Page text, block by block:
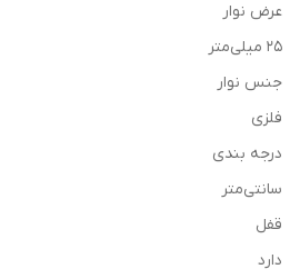
عرض نوار
25 میلی‌متر
جنس نوار
فلزی
درجه بندی
سانتی‌متر
قفل
دارد